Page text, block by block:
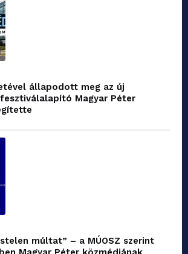
állapodott meg az új
Magyar Péter
múltat” – a MÚOSZ szerint